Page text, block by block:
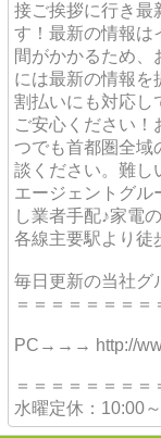
接ご挨拶に行き最
す！最新の情報は
間がかかるため、
には最新の情報
割払いにも対応
ご安心ください！
つでも首都圏全
談ください。難し
エージェントグル
し業者手配♪家電
各線主要駅より
毎日更新の当社グ
＝＝＝＝＝＝＝＝
PC→→→ http://
＝＝＝＝＝＝＝＝
水曜定休：10:00